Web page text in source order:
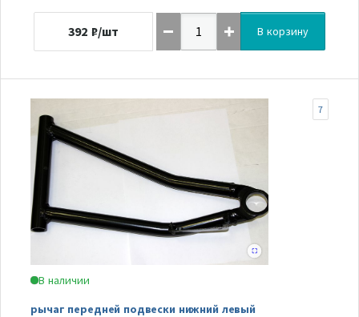
392 ₽/шт В корзину
В наличии
рычаг передней подвески нижний левый
7